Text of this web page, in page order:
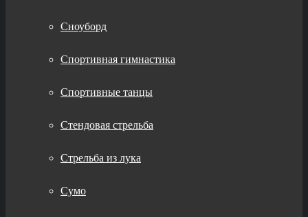
Сноуборд
Спортивная гимнастика
Спортивные танцы
Стендовая стрельба
Стрельба из лука
Сумо